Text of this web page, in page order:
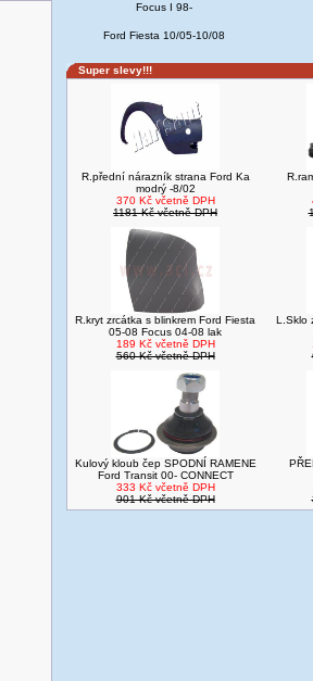
Focus I 98-
Ford Fiesta 10/05-10/08
Super slevy!!!
R.přední nárazník strana Ford Ka
modrý -8/02
370 Kč včetně DPH
1181 Kč včetně DPH
R.kryt zrcátka s blinkrem Ford Fiesta
05-08 Focus 04-08 lak
189 Kč včetně DPH
560 Kč včetně DPH
L.Sklo
Kulový kloub čep SPODNÍ RAMENE
Ford Transit 00- CONNECT
333 Kč včetně DPH
901 Kč včetně DPH